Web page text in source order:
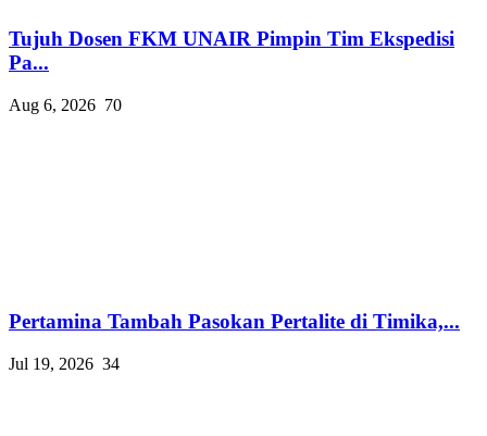
Tujuh Dosen FKM UNAIR Pimpin Tim Ekspedisi
Pa...
Aug 6, 2026 70
Pertamina Tambah Pasokan Pertalite di Timika,...
Jul 19, 2026 34